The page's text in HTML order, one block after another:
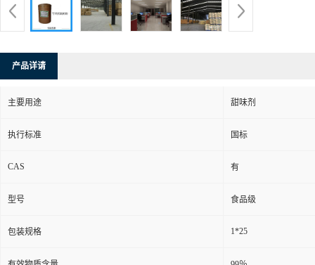
产品详请
主要用途 甜味剂
执行标准 国标
CAS 有
型号 食品级
包装规格 1*25